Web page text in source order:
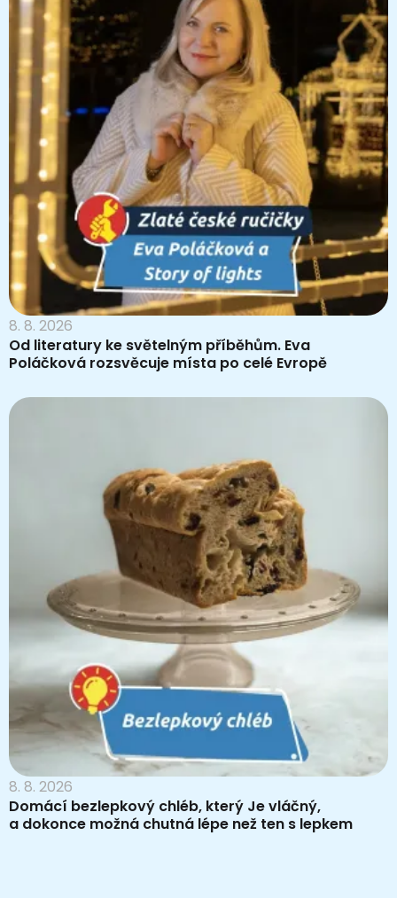
8. 8. 2026
Od literatury ke světelným příběhům. Eva
Poláčková rozsvěcuje místa po celé Evropě
8. 8. 2026
Domácí bezlepkový chléb, který Je vláčný,
a dokonce možná chutná lépe než ten s lepkem